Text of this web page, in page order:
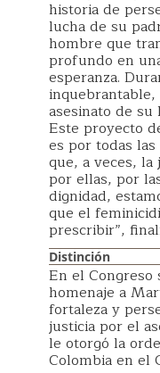
historia de
lucha de su
hombre que
profundo en
esperanza.
asesinato de su
Este proyecto
es por todas
que, a veces,
por ellas, por
dignidad,
que el
prescribir”,
Distinción
En el
homenaje a
fortaleza y
justicia por el
le otorgó la
Colombia en el